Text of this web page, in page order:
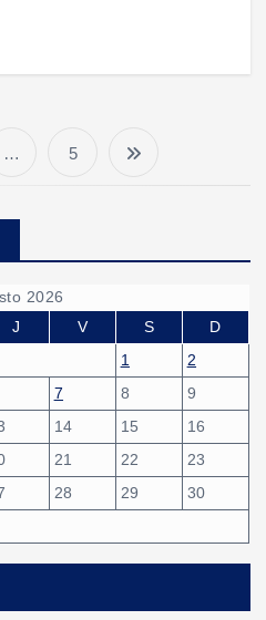
a
g
i
n
a
c
i
… 5
2026
J V S
D
1
2
7 8
9
14 15
16
21 22
23
28 29
30